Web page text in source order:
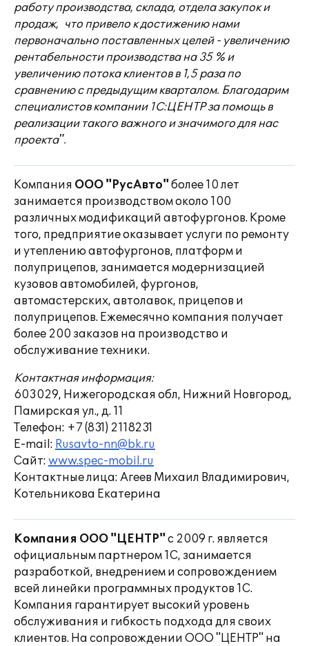
работу производства, склада, отдела закупок и
продаж, что привело к достижению нами
первоначально поставленных целей - увеличению
рентабельности производства на 35 % и
увеличению потока клиентов в 1,5 раза по
сравнению с предыдущим кварталом. Благодарим
специалистов компании 1С:ЦЕНТР за помощь в
реализации такого важного и значимого для нас
проекта".
Компания ООО "РусАвто" более 10 лет
занимается производством около 100
различных модификаций автофургонов. Кроме
того, предприятие оказывает услуги по ремонту
и утеплению автофургонов, платформ и
полуприцепов, занимается модернизацией
кузовов автомобилей, фургонов,
автомастерских, автолавок, прицепов и
полуприцепов. Ежемесячно компания получает
более 200 заказов на производство и
обслуживание техники.
Контактная информация:
603029, Нижегородская обл, Нижний Новгород,
Памирская ул., д. 11
Телефон: +7 (831) 2118231
E-mail: Rusavto-nn@bk.ru
Сайт: www.spec-mobil.ru
Контактные лица: Агеев Михаил Владимирович,
Котельникова Екатерина
Компания ООО "ЦЕНТР" с 2009 г. является
официальным партнером 1С, занимается
разработкой, внедрением и сопровождением
всей линейки программных продуктов 1С.
Компания гарантирует высокий уровень
обслуживания и гибкость подхода для своих
клиентов. На сопровождении ООО "ЦЕНТР" на